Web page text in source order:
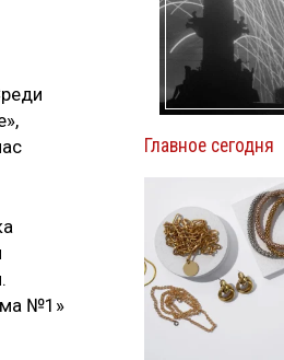
№1»
Главное сегодня